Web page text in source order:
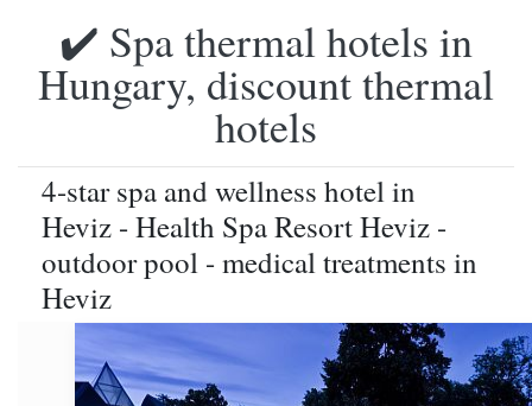
✔️ Spa thermal hotels in
Hungary, discount thermal
hotels
4-star spa and wellness hotel in
Heviz - Health Spa Resort Heviz -
outdoor pool - medical treatments in
Heviz